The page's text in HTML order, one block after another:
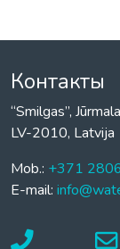
Контакты
“Smilgas”,
LV-2010, Latvija
Mob.: +371
E-mail: